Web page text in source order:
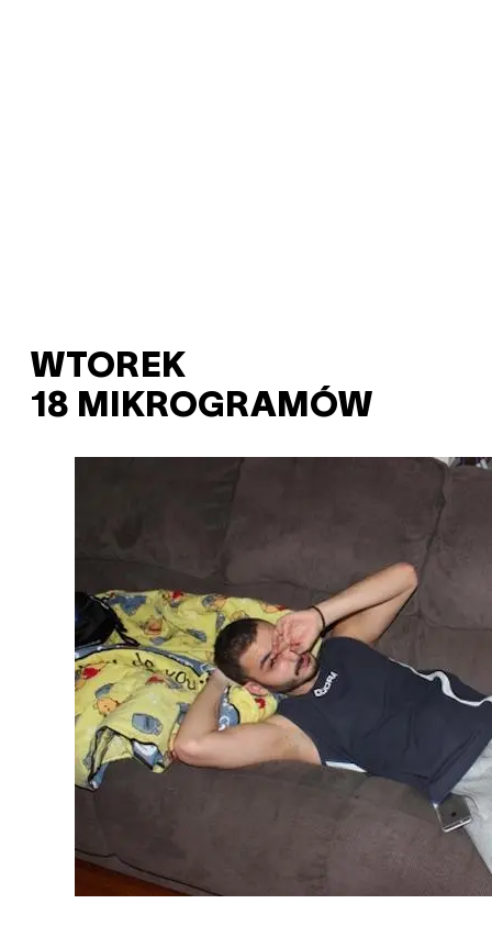
WTOREK
18 MIKROGRAMÓW